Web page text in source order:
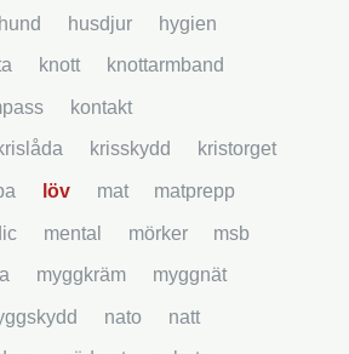
hund husdjur hygien
knott knottarmband
kontakt
krisskydd kristorget
löv mat matprepp
mental mörker msb
myggkräm myggnät
nato natt